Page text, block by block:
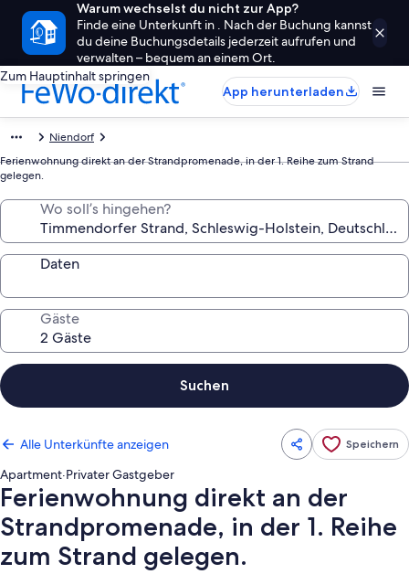
Warum wechselst du nicht zur App?
Finde eine Unterkunft in . Nach der Buchung kannst
du deine Buchungsdetails jederzeit aufrufen und
verwalten – bequem an einem Ort.
Zum Hauptinhalt springen
App herunterladen
Niendorf
Ferienwohnung direkt an der Strandpromenade, in der 1. Reihe zum Strand
gelegen.
Wo soll’s hingehen?
Daten
Gäste
Suchen
Alle Unterkünfte anzeigen Speichern
Apartment·Privater Gastgeber
Ferienwohnung direkt an der
Strandpromenade, in der 1. Reihe
zum Strand gelegen.